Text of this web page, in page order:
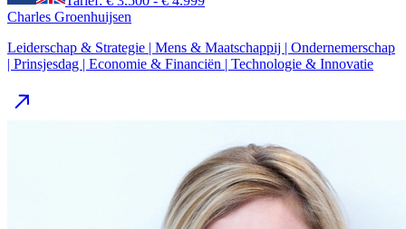
Charles Groenhuijsen
Leiderschap & Strategie | Mens & Maatschappij | Ondernemerschap
| Prinsjesdag | Economie & Financiën | Technologie & Innovatie